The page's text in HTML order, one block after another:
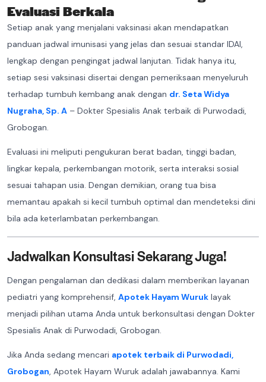
Evaluasi Berkala
Setiap anak yang menjalani vaksinasi akan mendapatkan
panduan jadwal imunisasi yang jelas dan sesuai standar IDAI,
lengkap dengan pengingat jadwal lanjutan. Tidak hanya itu,
setiap sesi vaksinasi disertai dengan pemeriksaan menyeluruh
terhadap tumbuh kembang anak dengan dr. Seta Widya
Nugraha, Sp. A – Dokter Spesialis Anak terbaik di Purwodadi,
Grobogan.
Evaluasi ini meliputi pengukuran berat badan, tinggi badan,
lingkar kepala, perkembangan motorik, serta interaksi sosial
sesuai tahapan usia. Dengan demikian, orang tua bisa
memantau apakah si kecil tumbuh optimal dan mendeteksi dini
bila ada keterlambatan perkembangan.
Jadwalkan Konsultasi Sekarang Juga!
Dengan pengalaman dan dedikasi dalam memberikan layanan
pediatri yang komprehensif, Apotek Hayam Wuruk layak
menjadi pilihan utama Anda untuk berkonsultasi dengan Dokter
Spesialis Anak di Purwodadi, Grobogan.
Jika Anda sedang mencari apotek terbaik di Purwodadi,
Grobogan, Apotek Hayam Wuruk adalah jawabannya. Kami